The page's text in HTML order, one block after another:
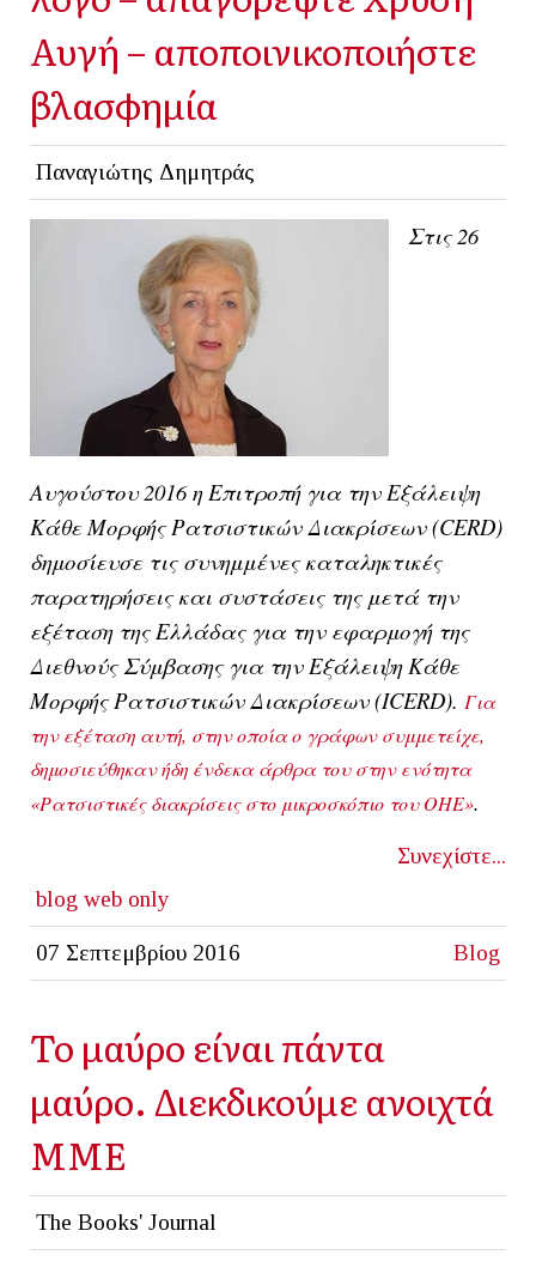
Αυγή – αποποινικοποιήστε
βλασφημία
Παναγιώτης Δημητράς
Στις 26
Αυγούστου 2016 η Επιτροπή για την Εξάλειψη
Κάθε Μορφής Ρατσιστικών Διακρίσεων(CERD)
δημοσίευσε τις συνημμένες καταληκτικές
παρατηρήσεις και συστάσεις της μετά την
εξέταση της Ελλάδαςγια την εφαρμογή της
Διεθνούς Σύμβασης για την Εξάλειψη Κάθε
Μορφής Ρατσιστικών Διακρίσεων(ICERD). Για
την εξέταση αυτή, στην οποία ο γράφων συμμετείχε,
δημοσιεύθηκαν ήδη ένδεκα άρθρα του στην ενότητα
«Ρατσιστικές διακρίσεις στο μικροσκόπιο του ΟΗΕ».
Συνεχίστε...
blog web only
07 Σεπτεμβρίου 2016 Blog
Το μαύρο είναι πάντα
μαύρο. Διεκδικούμε ανοιχτά
ΜΜΕ
The Books' Journal